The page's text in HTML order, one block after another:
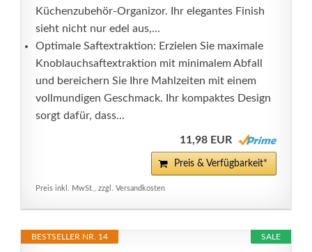
Küchenzubehör-Organizor. Ihr elegantes Finish
sieht nicht nur edel aus,...
Optimale Saftextraktion: Erzielen Sie maximale
Knoblauchsaftextraktion mit minimalem Abfall
und bereichern Sie Ihre Mahlzeiten mit einem
vollmundigen Geschmack. Ihr kompaktes Design
sorgt dafür, dass...
11,98 EUR
Preis & Verfügbarkeit*
Preis inkl. MwSt., zzgl. Versandkosten
SALE
BESTSELLER NR. 14